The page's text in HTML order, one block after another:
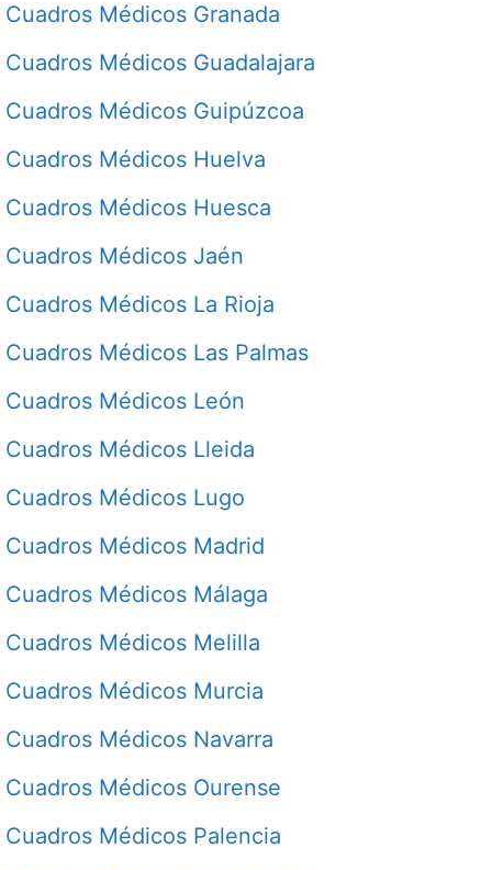
Cuadros Médicos Granada
Cuadros Médicos Guadalajara
Cuadros Médicos Guipúzcoa
Cuadros Médicos Huelva
Cuadros Médicos Huesca
Cuadros Médicos Jaén
Cuadros Médicos La Rioja
Cuadros Médicos Las Palmas
Cuadros Médicos León
Cuadros Médicos Lleida
Cuadros Médicos Lugo
Cuadros Médicos Madrid
Cuadros Médicos Málaga
Cuadros Médicos Melilla
Cuadros Médicos Murcia
Cuadros Médicos Navarra
Cuadros Médicos Ourense
Cuadros Médicos Palencia